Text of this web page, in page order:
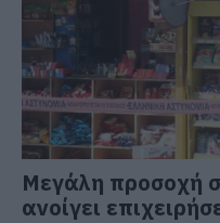
Μεγάλη προσοχή
ανοίγει